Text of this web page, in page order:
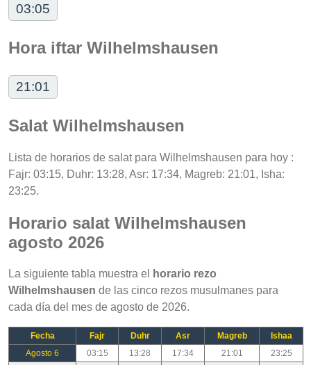
03:05
Hora iftar Wilhelmshausen
21:01
Salat Wilhelmshausen
Lista de horarios de salat para Wilhelmshausen para hoy :
Fajr: 03:15, Duhr: 13:28, Asr: 17:34, Magreb: 21:01, Isha:
23:25.
Horario salat Wilhelmshausen
agosto 2026
La siguiente tabla muestra el
horario rezo
Wilhelmshausen de las cinco rezos musulmanes para
cada día del mes de agosto de 2026.
Fecha Fajr Duhr Asr Magreb
Ishaa
Agosto 6
03:15 13:28 17:34 21:01
23:25